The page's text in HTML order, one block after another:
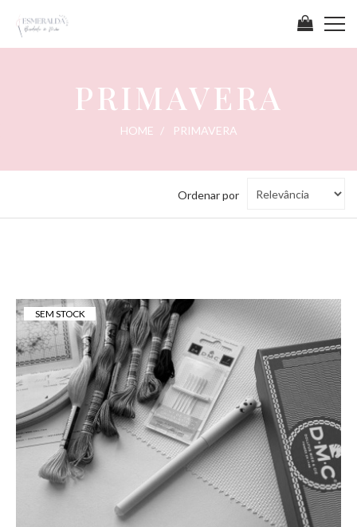
PRIMAVERA
PRIMAVERA
HOME PRIMAVERA
Ordenar por Ordenar
SEM STOCK